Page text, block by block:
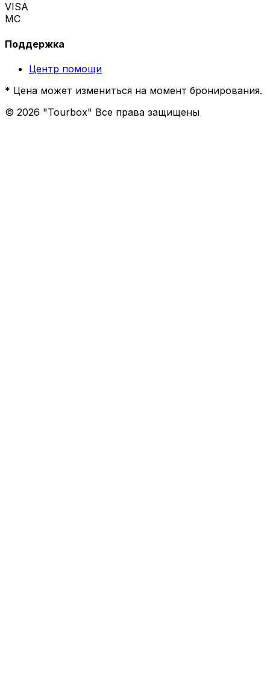
VISA
MC
Поддержка
Центр помощи
* Цена может измениться на момент бронирования.
© 2026 "Tourbox" Все права защищены